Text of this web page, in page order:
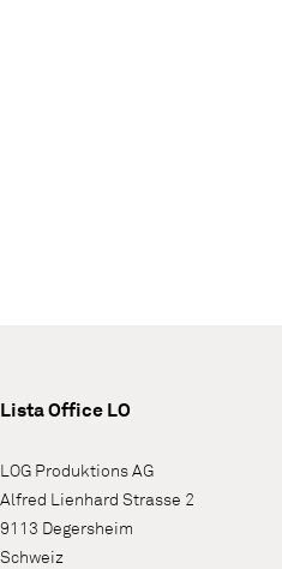
Lista Office LO
LOG Produktions AG
Alfred Lienhard Strasse 2
9113 Degersheim
Schweiz